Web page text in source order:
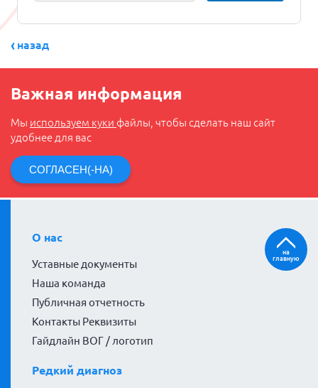
назад
Важная информация
Мы используем куки файлы, чтобы сделать наш сайт
удобнее для вас
СОГЛАСЕН(-НА)
О нас
Уставные документы
Наша команда
Публичная отчетность
Контакты Реквизиты
Гайдлайн ВОГ / логотип
Редкий диагноз
на
главную